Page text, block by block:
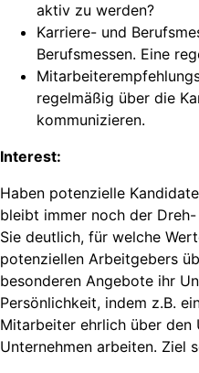
aktiv zu werden?
Karriere- und
Berufsmessen. Eine
regelmäßig über die
kommunizieren.
Interest:
Haben potenzielle
bleibt immer noch der
Sie deutlich, für welche
potenziellen Arbeitgebers
besonderen Angebote ihr
Persönlichkeit, indem z.B.
Mitarbeiter ehrlich über den
Unternehmen arbeiten. Ziel